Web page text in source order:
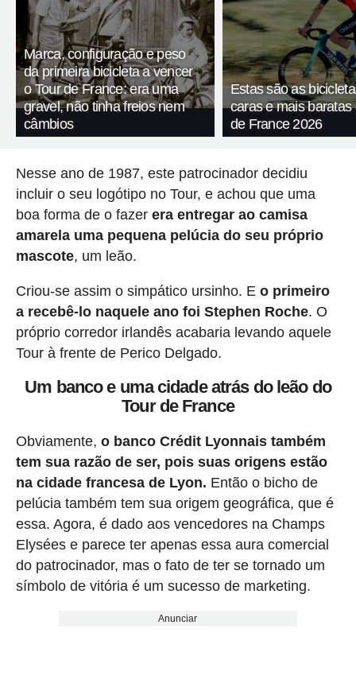
Marca, configuração e peso
da primeira bicicleta a vencer
o Tour de France: era uma
gravel, não tinha freios nem
câmbios
Estas são as
caras e mais baratas
de France 2026
Nesse ano de 1987, este patrocinador decidiu
incluir o seu logótipo no Tour, e achou que uma
boa forma de o fazer era entregar ao camisa
amarela uma pequena pelúcia do seu próprio
mascote, um leão.
Criou-se assim o simpático ursinho. E o primeiro
a recebê-lo naquele ano foi Stephen Roche. O
próprio corredor irlandês acabaria levando aquele
Tour à frente de Perico Delgado.
Um banco e uma cidade atrás do leão do
Tour de France
Obviamente, o banco Crédit Lyonnais também
tem sua razão de ser, pois suas origens estão
na cidade francesa de Lyon. Então o bicho de
pelúcia também tem sua origem geográfica, que é
essa. Agora, é dado aos vencedores na Champs
Elysées e parece ter apenas essa aura comercial
do patrocinador, mas o fato de ter se tornado um
símbolo de vitória é um sucesso de marketing.
Anunciar